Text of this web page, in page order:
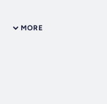
MORE